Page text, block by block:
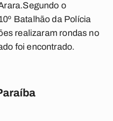
o
Batalhão da Polícia
realizaram rondas no
foi encontrado.